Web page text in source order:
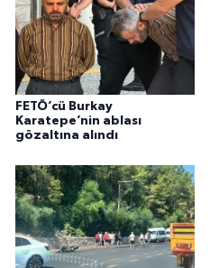
FETÖ’cü Burkay
Karatepe’nin ablası
gözaltına alındı